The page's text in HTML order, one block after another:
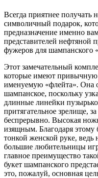
Всегда приятнее получать
символичный подарок,
предназначение именно
представителей нефтяной
фужеров для шампанского
Этот замечательный
которые имеют привычную
именуемую «флейта». Она
шампанское, поскольку
длинные линейки
притягательное зрелище,
беспрерывно. Высокая
изящным. Благодаря этому
тонкой женской руке,
большие любительницы
главное преимущество
букет шампанского
это, пожалуй, основная